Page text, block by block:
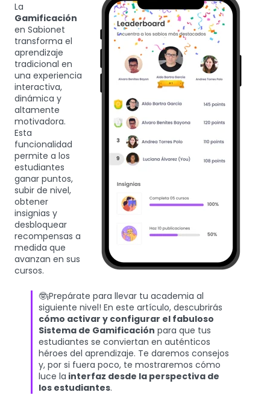
La
Gamificación
en Sabionet
transforma el
aprendizaje
tradicional en
una experiencia
interactiva,
dinámica y
altamente
motivadora.
Esta
funcionalidad
permite a los
estudiantes
ganar puntos,
subir de nivel,
obtener
insignias y
desbloquear
recompensas a
medida que
avanzan en sus
cursos.
🤓¡Prepárate para llevar tu academia al
siguiente nivel! En este artículo, descubrirás
cómo activar y configurar el fabuloso
Sistema de Gamificación para que tus
estudiantes se conviertan en auténticos
héroes del aprendizaje. Te daremos consejos
y, por si fuera poco, te mostraremos cómo
luce la interfaz desde la perspectiva de
los estudiantes.